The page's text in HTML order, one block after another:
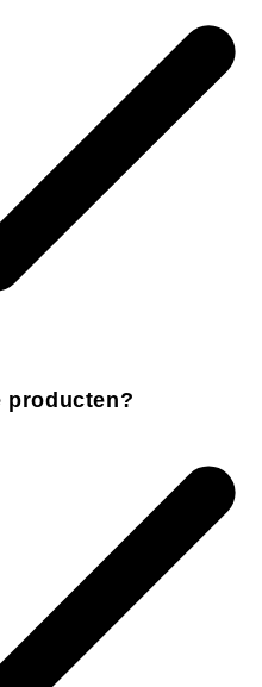
producten?